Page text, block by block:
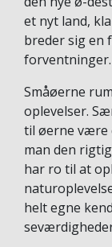
et nyt land,
breder sig en
forventninger.
Småøerne
oplevelser.
til øerne
man den
har ro til at
helt egne